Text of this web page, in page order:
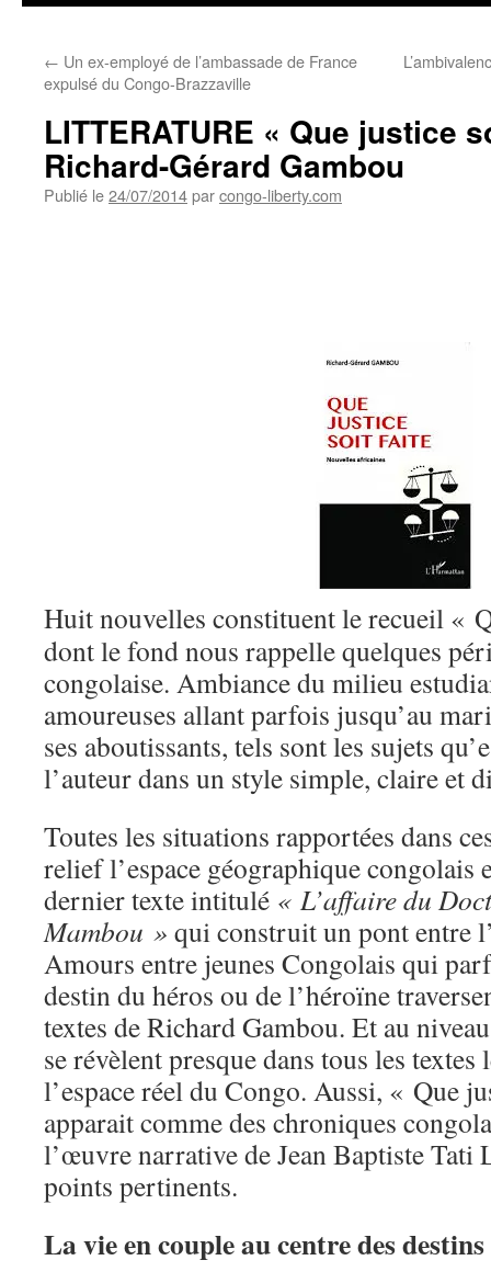
← Un ex-employé de l’ambassade de France
expulsé du Congo-Brazzaville
LITTERATURE « Que justice
Richard-Gérard Gambou
Publié le24/07/2014parcongo-liberty.com
Huit nouvelles constituent le recueil «
dont le fond nous rappelle quelques
congolaise. Ambiance du milieu
amoureuses allant parfois jusqu’au
ses aboutissants, tels sont les sujets
l’auteur dans un style simple, claire et
Toutes les situations rapportées dans
relief l’espace géographique congolais
dernier texte intitulé « L’affaire du
Mambou » qui construit un pont entre
Amours entre jeunes Congolais qui
destin du héros ou de l’héroïne
textes de Richard Gambou. Et au
se révèlent presque dans tous les
l’espace réel du Congo. Aussi, « Que
apparait comme des chroniques
l’œuvre narrative de Jean Baptiste Tati
points pertinents.
La vie en couple au centre des destins